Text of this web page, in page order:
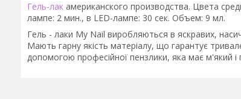
Гель-лак американского производства. Цвета
лампе: 2 мин., в LED-лампе: 30 сек. Объем: 9 мл.
Гель - лаки My Nail виробляються в яскравих,
Мають гарну якість матеріалу, що гарантує
допомогою професійної пензлики, яка має м'який